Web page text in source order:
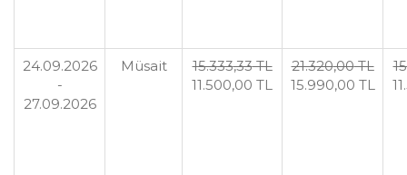
24.09.2026
-
27.09.2026
Müsait 15.333,33TL
11.500,00 TL
21.320,00TL
15.990,00 TL